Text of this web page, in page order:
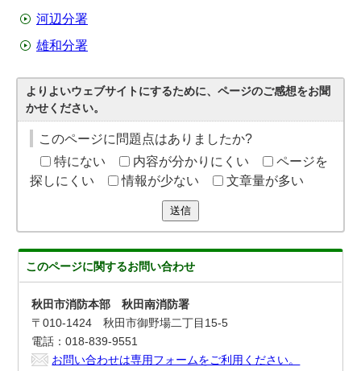
河辺分署
雄和分署
よりよいウェブサイトにするために、ページのご感想をお聞
かせください。
このページに問題点はありましたか?
特にない
内容が分かりにくい
ページを
探しにくい
情報が少ない 文章量が多い
送信
このページに関するお問い合わせ
秋田市消防本部 秋田南消防署
〒010-1424 秋田市御野場二丁目15-5
電話：018-839-9551
お問い合わせは専用フォームをご利用ください。